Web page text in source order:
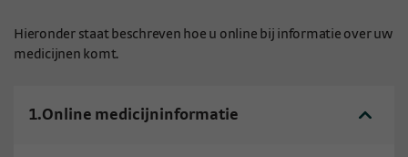
Hieronder staat beschreven hoe u online bij informatie over uw
medicijnen komt.
1.Online medicijninformatie